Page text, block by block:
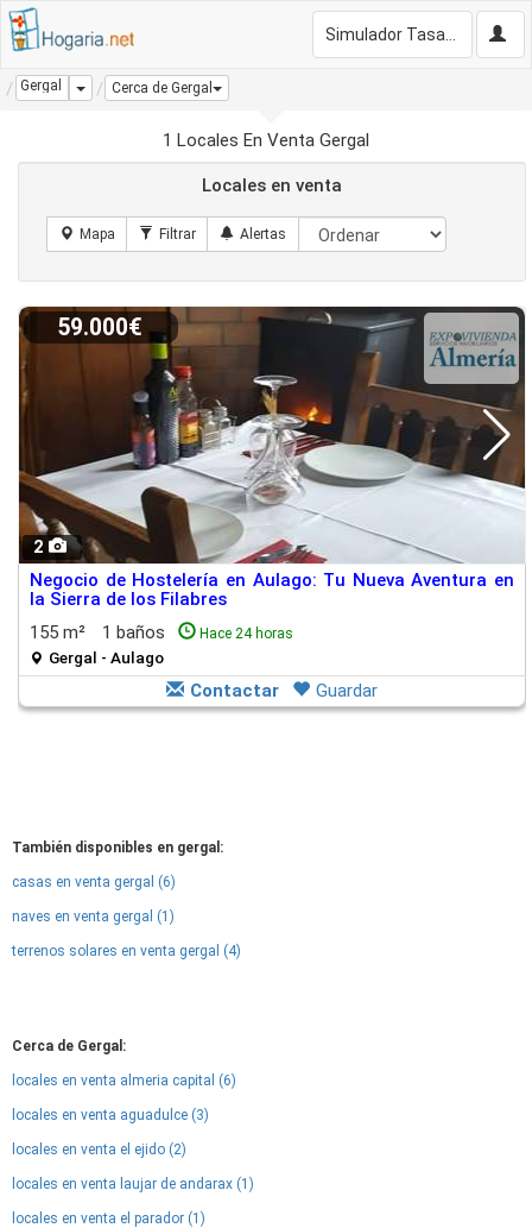
Gergal Dropdown
Cerca de Gergal
1 Locales En Venta Gergal
Locales en venta
2
59.000€
Negocio de Hostelería en Aulago: Tu Nueva Aventura en
la Sierra de los Filabres
155 m²
1 baños Hace 24 horas
Gergal - Aulago
Contactar Guardar
También disponibles en gergal:
casas en venta gergal (6)
naves en venta gergal (1)
terrenos solares en venta gergal (4)
Cerca de Gergal:
locales en venta almeria capital (6)
locales en venta aguadulce (3)
locales en venta el ejido (2)
locales en venta laujar de andarax (1)
locales en venta el parador (1)